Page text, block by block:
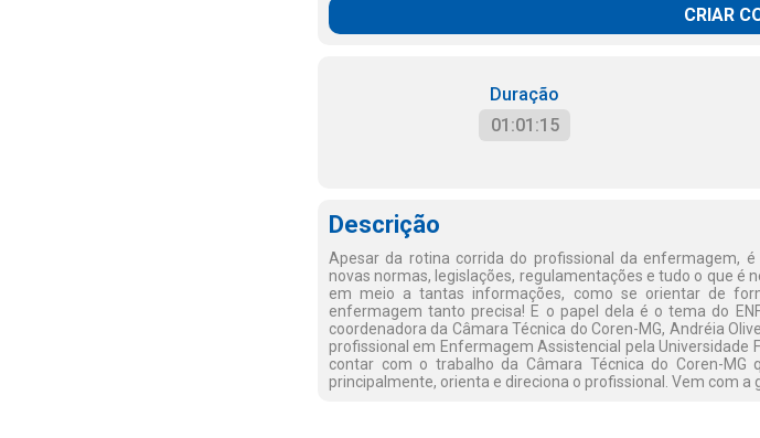
CRIAR
Duração
01:01:15
Descrição
Apesar da rotina corrida do profissional da enfermagem,
novas normas, legislações, regulamentações e tudo o que é
em meio a tantas informações, como se orientar de
enfermagem tanto precisa! E o papel dela é o tema do
coordenadora da Câmara Técnica do Coren-MG, Andréia
profissional em Enfermagem Assistencial pela Universidade
contar com o trabalho da Câmara Técnica do Coren-MG
principalmente, orienta e direciona o profissional. Vem com a